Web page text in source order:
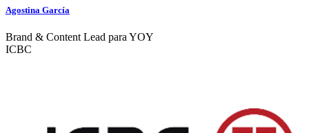
Agostina García
Brand & Content Lead para YOY
ICBC